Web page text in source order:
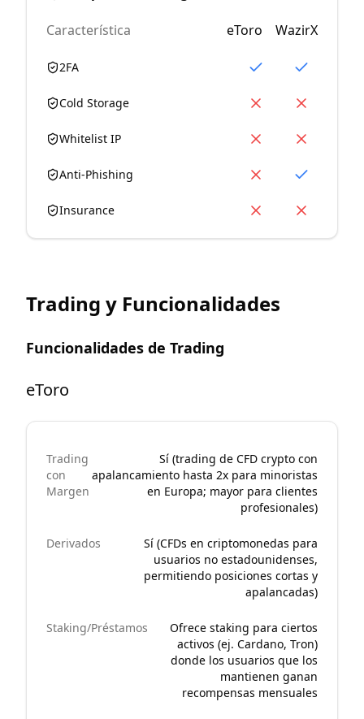
Característica eToro WazirX
2FA
Cold Storage
Whitelist IP
Anti-Phishing
Insurance
Trading y Funcionalidades
Funcionalidades de Trading
eToro
Trading
con
Margen
Sí (trading de CFD crypto con
apalancamiento hasta 2x para minoristas
en Europa; mayor para clientes
profesionales)
Derivados
Sí (CFDs en criptomonedas para
usuarios no estadounidenses,
permitiendo posiciones cortas y
apalancadas)
Staking/Préstamos
Ofrece staking para ciertos
activos (ej. Cardano, Tron)
donde los usuarios que los
mantienen ganan
recompensas mensuales